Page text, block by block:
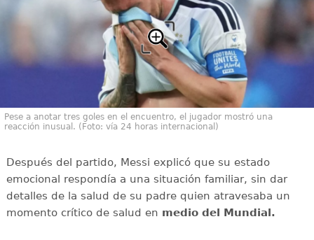
Pese a anotar tres goles en el encuentro, el jugador mostró una
reacción inusual. (Foto: vía 24 horas internacional)
Después del partido, Messi explicó que su estado
emocional respondía a una situación familiar, sin dar
detalles de la salud de su padre quien atravesaba un
momento crítico de salud en medio del Mundial.